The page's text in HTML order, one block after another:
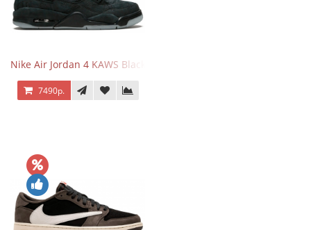
Nike Air Jordan 4 KAWS Black
7490р.